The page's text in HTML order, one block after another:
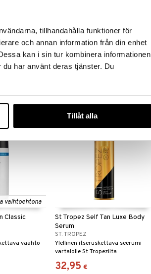
tillhandahålla funktioner för
och annan information från din enhet
kan i sin tur kombinera informationen
har använt deras tjänster. Du
Tillåt alla
Spray -
ja tuoksuton
antaa kauniin
IDA WARG Self Tanning Body
Lotion
Hajusteeton ja väritön
itseruskettava koko vartalolle - Ida
vaihtoehtona
Classic
vaahto
St Tropez Self Tan Luxe Body
Serum
ST. TROPEZ
Ylellinen itseruskettava seerumi
vartalolle St Tropezilta
32,95 €